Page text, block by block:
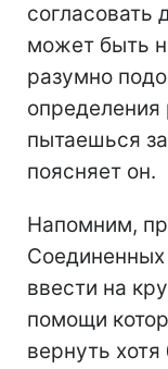
согласовать
может быть
разумно
определения
пытаешься
поясняет он.
Напомним,
ввести на
помощи
вернуть